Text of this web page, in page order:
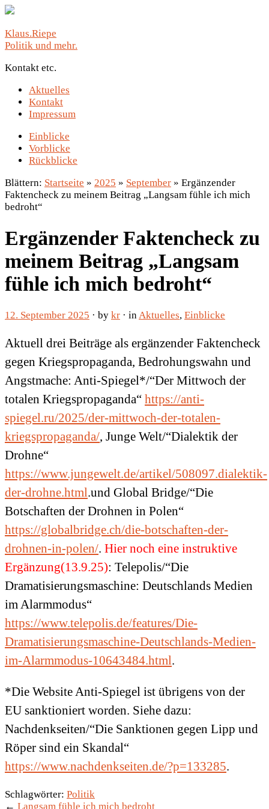
Klaus.Riepe
Politik und mehr.
Kontakt etc.
Aktuelles
Kontakt
Impressum
Einblicke
Vorblicke
Rückblicke
Blättern: Startseite » 2025 » September » Ergänzender
Faktencheck zu meinem Beitrag „Langsam fühle ich mich
bedroht“
Ergänzender Faktencheck zu
meinem Beitrag „Langsam
fühle ich mich bedroht“
12. September 2025 · by kr · in Aktuelles, Einblicke
Aktuell drei Beiträge als ergänzender Faktencheck
gegen Kriegspropaganda, Bedrohungswahn und
Angstmache: Anti-Spiegel*/“Der Mittwoch der
totalen Kriegspropaganda“ https://anti-
spiegel.ru/2025/der-mittwoch-der-totalen-
kriegspropaganda/, Junge Welt/“Dialektik der
Drohne“
https://www.jungewelt.de/artikel/508097.dialektik-
der-drohne.html.und Global Bridge/“Die
Botschaften der Drohnen in Polen“
https://globalbridge.ch/die-botschaften-der-
drohnen-in-polen/. Hier noch eine instruktive
Ergänzung(13.9.25): Telepolis/“Die
Dramatisierungsmaschine: Deutschlands Medien
im Alarmmodus“
https://www.telepolis.de/features/Die-
Dramatisierungsmaschine-Deutschlands-Medien-
im-Alarmmodus-10643484.html.
*Die Website Anti-Spiegel ist übrigens von der
EU sanktioniert worden. Siehe dazu:
Nachdenkseiten/“Die Sanktionen gegen Lipp und
Röper sind ein Skandal“
https://www.nachdenkseiten.de/?p=133285.
Schlagwörter: Politik
← Langsam fühle ich mich bedroht